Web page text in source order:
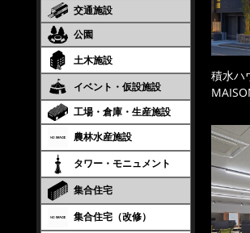
交通施設
公園
土木施設
イベント・仮設施設
工場・倉庫・生産施設
農林水産施設
タワー・モニュメント
集合住宅
集合住宅（改修）
積水